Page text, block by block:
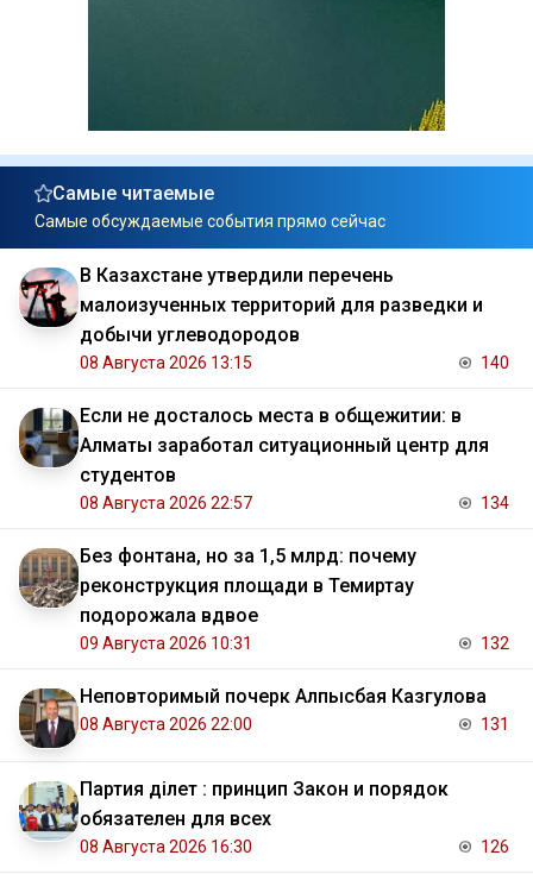
Самые читаемые
Самые обсуждаемые события прямо сейчас
В Казахстане утвердили перечень
малоизученных территорий для разведки и
добычи углеводородов
08 Августа 2026 13:15 140
Если не досталось места в общежитии: в
Алматы заработал ситуационный центр для
студентов
08 Августа 2026 22:57 134
Без фонтана, но за 1,5 млрд: почему
реконструкция площади в Темиртау
подорожала вдвое
09 Августа 2026 10:31 132
Неповторимый почерк Алпысбая Казгулова
08 Августа 2026 22:00 131
Партия Әділет : принцип Закон и порядок
обязателен для всех
08 Августа 2026 16:30 126